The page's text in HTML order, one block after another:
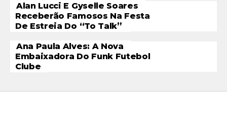
Alan Lucci E Gyselle Soares
Receberão Famosos Na Festa
De Estreia Do “To Talk”
Ana Paula Alves: A Nova
Embaixadora Do Funk Futebol
Clube